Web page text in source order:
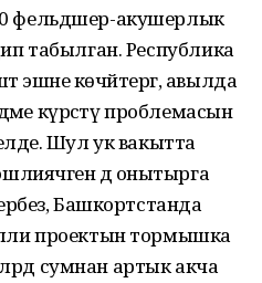
фельдшер-акушерлык
табылган. Республика
эшне көчәйтергә, авылда
күрсәтү проблемасын
Шул ук вакытта
дә онытырга
Башкортстанда
проектын тормышка
сумнан артык акча